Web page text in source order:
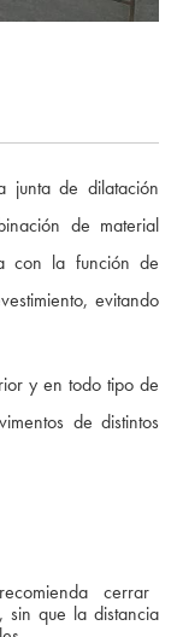
junta de dilatación
de material
con la función de
evitando
y en todo tipo de
de distintos
cerrar
sin que la distancia